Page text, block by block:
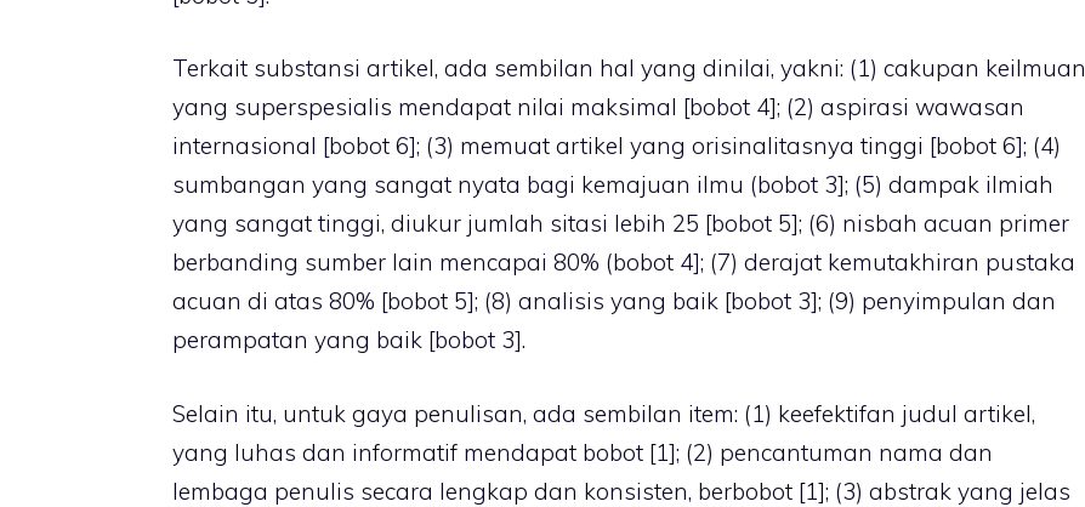
Terkait substansi artikel, ada sembilan hal yang dinilai, yakni: (1) cakupan keilmuan
yang superspesialis mendapat nilai maksimal [bobot 4]; (2) aspirasi wawasan
internasional [bobot 6]; (3) memuat artikel yang orisinalitasnya tinggi [bobot 6]; (4)
sumbangan yang sangat nyata bagi kemajuan ilmu (bobot 3]; (5) dampak ilmiah
yang sangat tinggi, diukur jumlah sitasi lebih 25 [bobot 5]; (6) nisbah acuan primer
berbanding sumber lain mencapai 80% (bobot 4]; (7) derajat kemutakhiran pustaka
acuan di atas 80% [bobot 5]; (8) analisis yang baik [bobot 3]; (9) penyimpulan dan
perampatan yang baik [bobot 3].
Selain itu, untuk gaya penulisan, ada sembilan item: (1) keefektifan judul artikel,
yang luhas dan informatif mendapat bobot [1]; (2) pencantuman nama dan
lembaga penulis secara lengkap dan konsisten, berbobot [1]; (3) abstrak yang jelas